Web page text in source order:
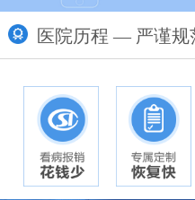
医院历程 — 严谨规